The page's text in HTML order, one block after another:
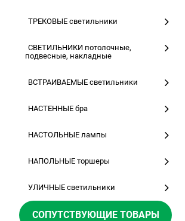
ТРЕКОВЫЕ светильники
СВЕТИЛЬНИКИ потолочные,
подвесные, накладные
ВСТРАИВАЕМЫЕ светильники
НАСТЕННЫЕ бра
НАСТОЛЬНЫЕ лампы
НАПОЛЬНЫЕ торшеры
УЛИЧНЫЕ светильники
СОПУТСТВУЮЩИЕ ТОВАРЫ